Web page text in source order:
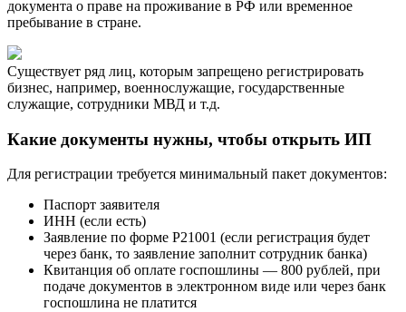
документа о праве на проживание в РФ или временное
пребывание в стране.
Существует ряд лиц, которым запрещено регистрировать
бизнес, например, военнослужащие, государственные
служащие, сотрудники МВД и т.д.
Какие документы нужны, чтобы открыть ИП
Для регистрации требуется минимальный пакет документов:
Паспорт заявителя
ИНН (если есть)
Заявление по форме Р21001 (если регистрация будет
через банк, то заявление заполнит сотрудник банка)
Квитанция об оплате госпошлины — 800 рублей, при
подаче документов в электронном виде или через банк
госпошлина не платится